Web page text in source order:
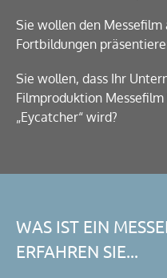
Sie wollen den Messefilm
Fortbildungen
Sie wollen, dass Ihr
Filmproduktion
„Eycatcher“ wird?
WAS IST EIN
ERFAHREN SIE...